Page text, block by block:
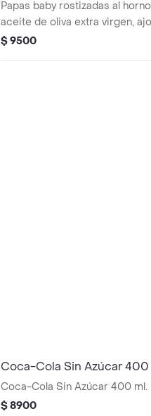
Papas baby rostizadas al
aceite de oliva extra virgen,
$ 9500
Coca-Cola Sin Azúcar 400
Coca-Cola Sin Azúcar 400 ml.
$ 8900